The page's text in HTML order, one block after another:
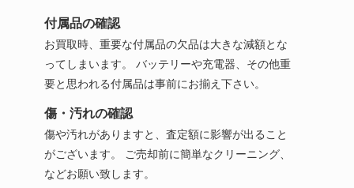
付属品の確認
お買取時、重要な付属品の欠品は大きな減額とな
ってしまいます。 バッテリーや充電器、その他重
要と思われる付属品は事前にお揃え下さい。
傷・汚れの確認
傷や汚れがありますと、査定額に影響が出ること
がございます。 ご売却前に簡単なクリーニング、
などお願い致します。